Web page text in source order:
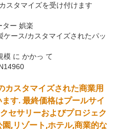
スタマイズを受け付けます
ター 娯楽
ケース/カスタマイズされたパッ
模 に かかっ て
カスタマイズされた商業用
す. 最終価格はプールサイ
セサリーおよびプロジェク
園,リゾート,ホテル,商業的な